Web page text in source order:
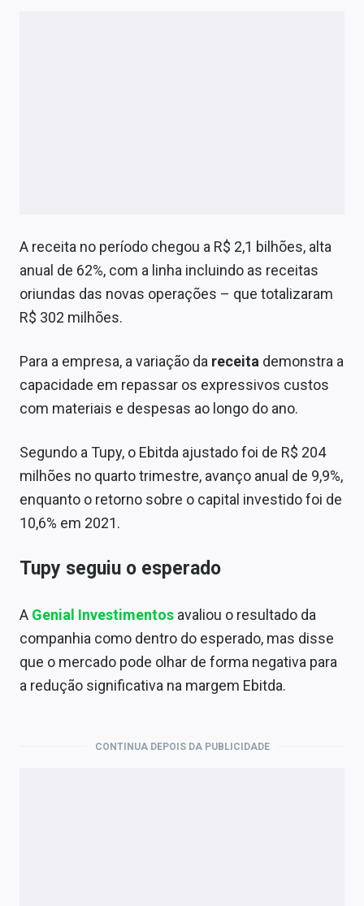
Conteúdo de Marca
Sobre
A receita no período chegou a R$ 2,1 bilhões, alta
anual de 62%, com a linha incluindo as receitas
oriundas das novas operações – que totalizaram
R$ 302 milhões.
Para a empresa, a variação da receita demonstra a
capacidade em repassar os expressivos custos
com materiais e despesas ao longo do ano.
Segundo a Tupy, o Ebitda ajustado foi de R$ 204
milhões no quarto trimestre, avanço anual de 9,9%,
enquanto o retorno sobre o capital investido foi de
10,6% em 2021.
Tupy seguiu o esperado
A Genial Investimentos avaliou o resultado da
companhia como dentro do esperado, mas disse
que o mercado pode olhar de forma negativa para
a redução significativa na margem Ebitda.
CONTINUA DEPOIS DA PUBLICIDADE